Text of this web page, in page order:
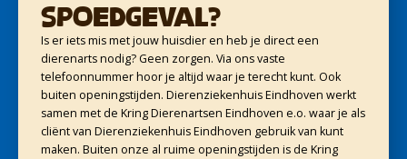
Spoedgeval?
Is er iets mis met jouw huisdier en heb je direct een
dierenarts nodig? Geen zorgen. Via ons vaste
telefoonnummer hoor je altijd waar je terecht kunt. Ook
buiten openingstijden. Dierenziekenhuis Eindhoven werkt
samen met de Kring Dierenartsen Eindhoven e.o. waar je als
cliënt van Dierenziekenhuis Eindhoven gebruik van kunt
maken. Buiten onze al ruime openingstijden is de Kring